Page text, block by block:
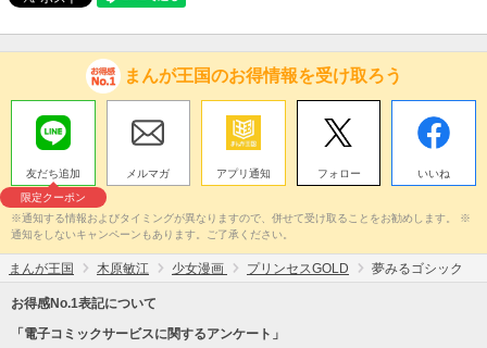
まんが王国のお得情報を受け取ろう
友だち追加
限定クーポン
メルマガ アプリ通知 フォロー いいね
※通知する情報およびタイミングが異なりますので、併せて受け取ることをお勧めします。 ※
通知をしないキャンペーンもあります。ご了承ください。
まんが王国 木原敏江 少女漫画 プリンセスGOLD 夢みるゴシック
お得感No.1表記について
「電子コミックサービスに関するアンケート」